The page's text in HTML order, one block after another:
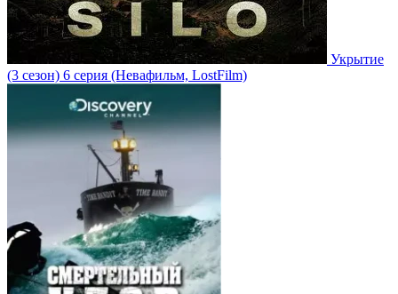
Укрытие
(3 сезон) 6 серия (Невафильм, LostFilm)